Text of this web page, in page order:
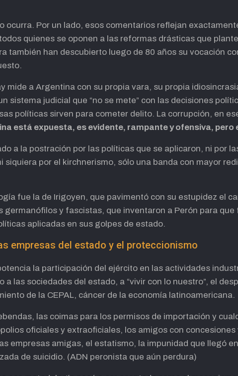
ocurra. Por un lado, esos comentarios reflejan
quienes se oponen a las reformas drásticas que
también han descubierto luego de 80 años su vocación
mide a Argentina con su propia vara, su propia
sistema judicial que “no se mete” con las decisiones
políticas sirven para cometer delito. La corrupción, en
está expuesta, es evidente, rampante y ofensiva, pero
a la postración por las políticas que se aplicaron, ni por
siquiera por el kirchnerismo, sólo una banda con mayor
fue la de Irigoyen, que pavimentó con su estupidez el
germanófilos y fascistas, que inventaron a Perón para
aplicadas en sus golpes de estado.
empresas del estado y el proteccionismo
la participación del ejército en las actividades
a las sociedades del estado, a “vivir con lo nuestro”, el
de la CEPAL, cáncer de la economía latinoamericana.
las coimas para los permisos de importación y
oficiales y extraoficiales, los amigos con
empresas amigas, el estatismo, la impunidad que llegó
de suicidio. (ADN peronista que aún perdura)